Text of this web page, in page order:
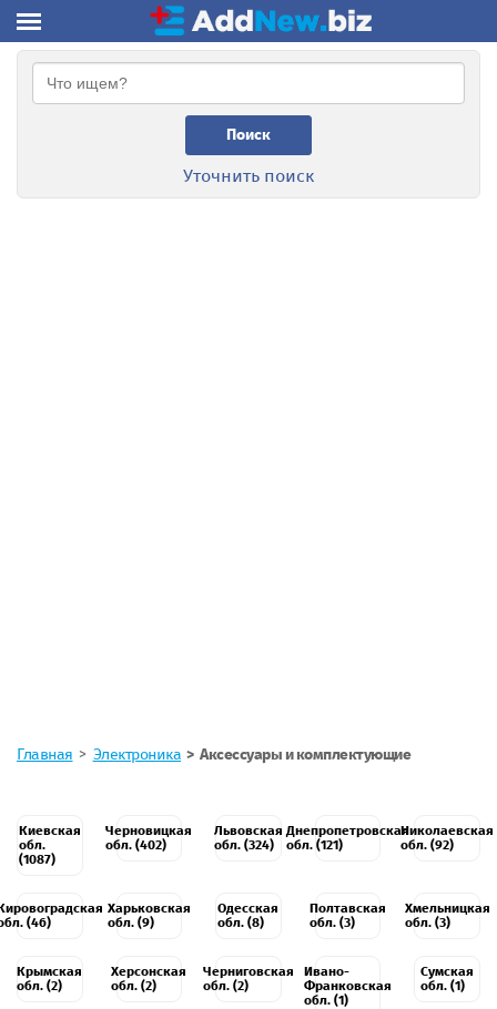
Поиск
Уточнить поиск
Главная Электроника Аксессуары и комплектующие
Киевская
обл.
(1087)
Черновицкая
обл. (402)
Львовская
обл. (324)
Днепропетровская
обл. (121)
Николаевская
обл. (92)
(46)
Харьковская
обл. (9)
Одесская
обл. (8)
Полтавская
обл. (3)
Хмельницкая
обл. (3)
Крымская
обл. (2)
Херсонская
обл. (2)
Черниговская
обл. (2)
Ивано-
Франковская
обл. (1)
Сумская
обл. (1)